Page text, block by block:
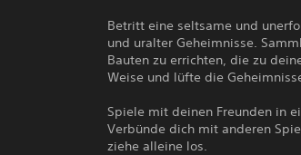
Betritt eine seltsame und
und uralter Geheimnisse.
Bauten zu errichten, die zu
Weise und lüfte die
Spiele mit deinen Freunden in
Verbünde dich mit anderen
ziehe alleine los.